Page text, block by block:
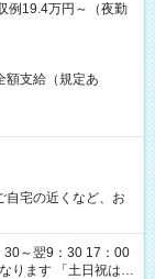
例19.4万円～（夜勤
支給（規定あ
宅の近くなど、お
30～翌9：30 17：00
日祝は休